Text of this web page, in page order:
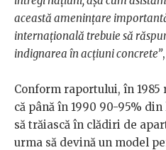
această amenințare
internațională trebuie să
indignarea în acțiuni concrete”,
Conform raportului, în
că până în 1990 90-95%
să trăiască în clădiri de
urma să devină un model